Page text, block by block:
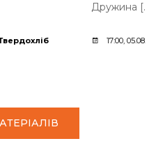
Дружина […]
17:00,